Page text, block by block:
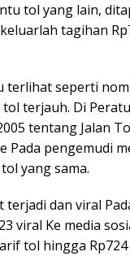
tol yang lain,
tagihan
terlihat seperti
terjauh. Di
tentang Jalan
Pada pengemudi
yang sama.
terjadi dan viral
viral Ke media
tol hingga